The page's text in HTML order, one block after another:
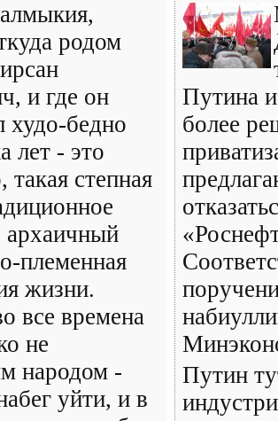
родом
и где он
худо-бедно
лет - это
степная
архаичный
племенная
жизни.
все времена
не
народом -
уйти, и в
Путина и
более
Путин